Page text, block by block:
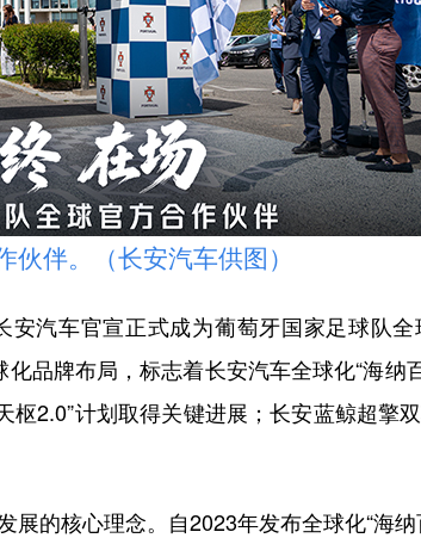
伴。（长安汽车供图）
汽车官宣正式成为葡萄牙国家足球队全
品牌布局，标志着长安汽车全球化“海纳
2.0”计划取得关键进展；长安蓝鲸超擎
的核心理念。自2023年发布全球化“海纳